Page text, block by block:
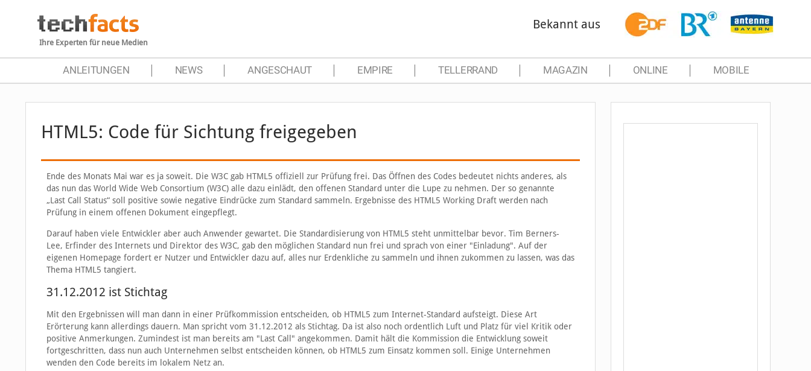
Ihre Experten für neue Medien
Bekannt aus
ANLEITUNGEN NEWS ANGESCHAUT EMPIRE TELLERRAND MAGAZIN ONLINE MOBILE
HTML5: Code für Sichtung freigegeben
Ende des Monats Mai war es ja soweit. Die W3C gab HTML5 offiziell zur Prüfung frei. Das Öffnen des Codes bedeutet nichts anderes, als
das nun das World Wide Web Consortium (W3C) alle dazu einlädt, den offenen Standard unter die Lupe zu nehmen. Der so genannte
„Last Call Status“ soll positive sowie negative Eindrücke zum Standard sammeln. Ergebnisse des HTML5 Working Draft werden nach
Prüfung in einem offenen Dokument eingepflegt.
Darauf haben viele Entwickler aber auch Anwender gewartet. Die Standardisierung von HTML5 steht unmittelbar bevor. Tim Berners-
Lee, Erfinder des Internets und Direktor des W3C, gab den möglichen Standard nun frei und sprach von einer "Einladung". Auf der
eigenen Homepage fordert er Nutzer und Entwickler dazu auf, alles nur Erdenkliche zu sammeln und ihnen zukommen zu lassen, was das
Thema HTML5 tangiert.
31.12.2012 ist Stichtag
Mit den Ergebnissen will man dann in einer Prüfkommission entscheiden, ob HTML5 zum Internet-Standard aufsteigt. Diese Art
Erörterung kann allerdings dauern. Man spricht vom 31.12.2012 als Stichtag. Da ist also noch ordentlich Luft und Platz für viel Kritik oder
positive Anmerkungen. Zumindest ist man bereits am "Last Call" angekommen. Damit hält die Kommission die Entwicklung soweit
fortgeschritten, dass nun auch Unternehmen selbst entscheiden können, ob HTML5 zum Einsatz kommen soll. Einige Unternehmen
wenden den Code bereits im lokalem Netz an.